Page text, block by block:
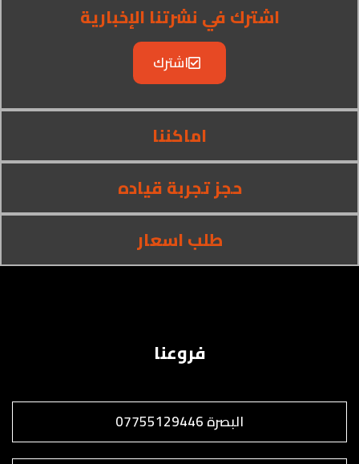
اشترك في نشرتنا الإخبارية
اشترك
اماكننا
حجز تجربة قياده
طلب اسعار
فروعنا
البصرة 07755129446